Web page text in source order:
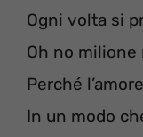
Ogni volta si
Oh no milione
Perché
In un modo